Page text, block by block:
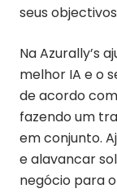
seus
Na Azurally’s
melhor IA e o
de acordo
fazendo um
em conjunto.
e alavancar
negócio para